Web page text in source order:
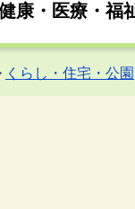
康・医療・福
くらし・住宅・公園